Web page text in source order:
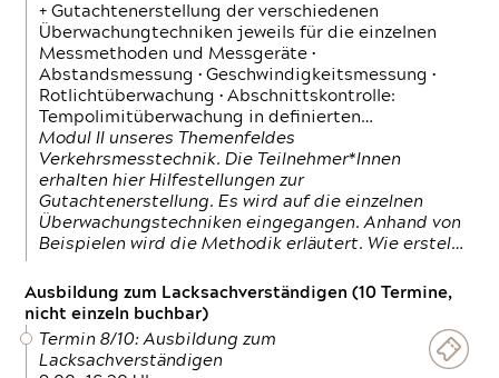
+ Gutachtenerstellung der verschiedenen
Überwachungtechniken jeweils für die einzelnen
Messmethoden und Messgeräte •
Abstandsmessung • Geschwindigkeitsmessung •
Rotlichtüberwachung • Abschnittskontrolle:
Tempolimitüberwachung in definierten…
Modul II unseres Themenfeldes
Verkehrsmesstechnik. Die Teilnehmer*Innen
erhalten hier Hilfestellungen zur
Gutachtenerstellung. Es wird auf die einzelnen
Überwachungstechniken eingegangen. Anhand von
Beispielen wird die Methodik erläutert. Wie erstel…
Ausbildung zum Lacksachverständigen (10 Termine,
nicht einzeln buchbar)
Termin 8/10: Ausbildung zum
Lacksachverständigen